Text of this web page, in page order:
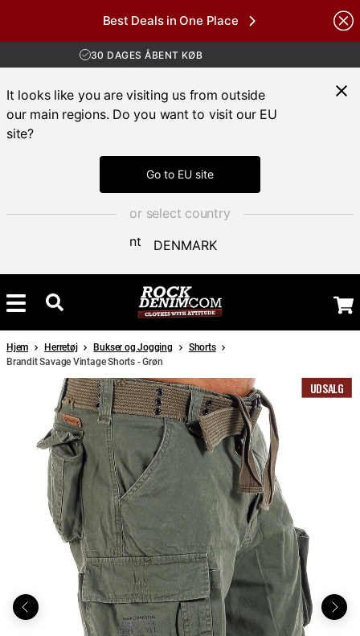
Best Deals in One Place
GRATIS FRAGT VED KØB OVER 700 KR
HURTIG LEVERING 3 – 5 DAGE
GRATIS FRAGT VED KØB OVER 700 KR
It looks like you are visiting us from outside
our main regions. Do you want to visit our EU
site?
Go to EU site
or select country
DENMARK
Hjem Herretøj Bukser og Jogging
Shorts
Brandit Savage Vintage Shorts - Grøn
UDSALG